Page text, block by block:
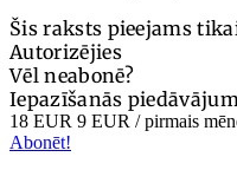
Šis raksts pieejams
Autorizējies
Vēl neabonē?
Iepazīšanās
18 EUR 9 EUR / pirmais
Abonēt!